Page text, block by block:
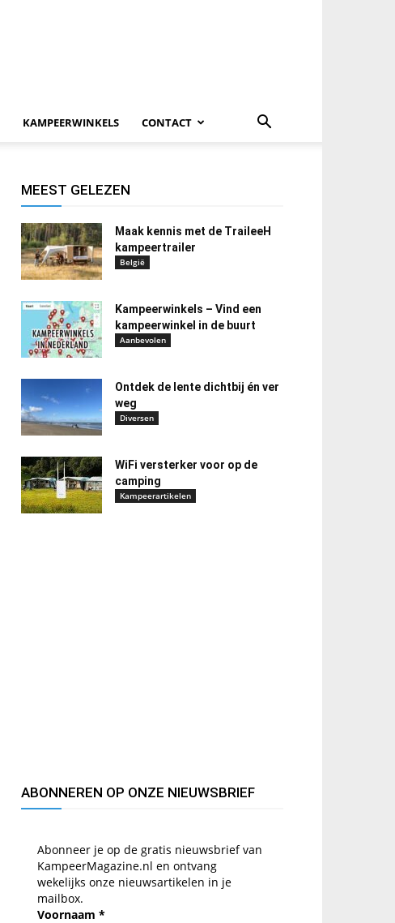
KAMPEERWINKELS CONTACT
MEEST GELEZEN
Maak kennis met de TraileeH
kampeertrailer
België
Kampeerwinkels – Vind een
kampeerwinkel in de buurt
Aanbevolen
Ontdek de lente dichtbij én ver
weg
Diversen
WiFi versterker voor op de
camping
Kampeerartikelen
ABONNEREN OP ONZE NIEUWSBRIEF
Abonneer je op de gratis nieuwsbrief van
KampeerMagazine.nl en ontvang
wekelijks onze nieuwsartikelen in je
mailbox.
Voornaam *